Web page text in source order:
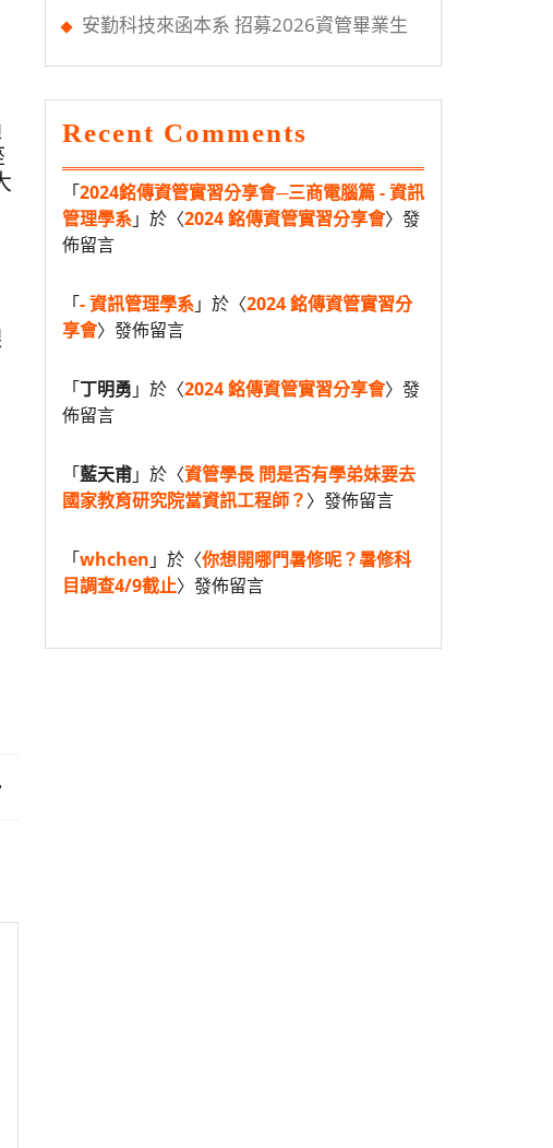
安勤科技來函本系 招募2026資管畢業生
Recent Comments
「2024銘傳資管實習分享會─三商電腦篇 - 資訊
管理學系」於〈2024 銘傳資管實習分享會〉發
佈留言
「- 資訊管理學系」於〈2024 銘傳資管實習分
享會〉發佈留言
「丁明勇 」於〈2024 銘傳資管實習分享會〉發
佈留言
「藍天甫」於〈資管學長 問是否有學弟妹要去
國家教育研究院當資訊工程師？〉發佈留言
「whchen 」於〈你想開哪門暑修呢？暑修科
目調查4/9截止〉發佈留言